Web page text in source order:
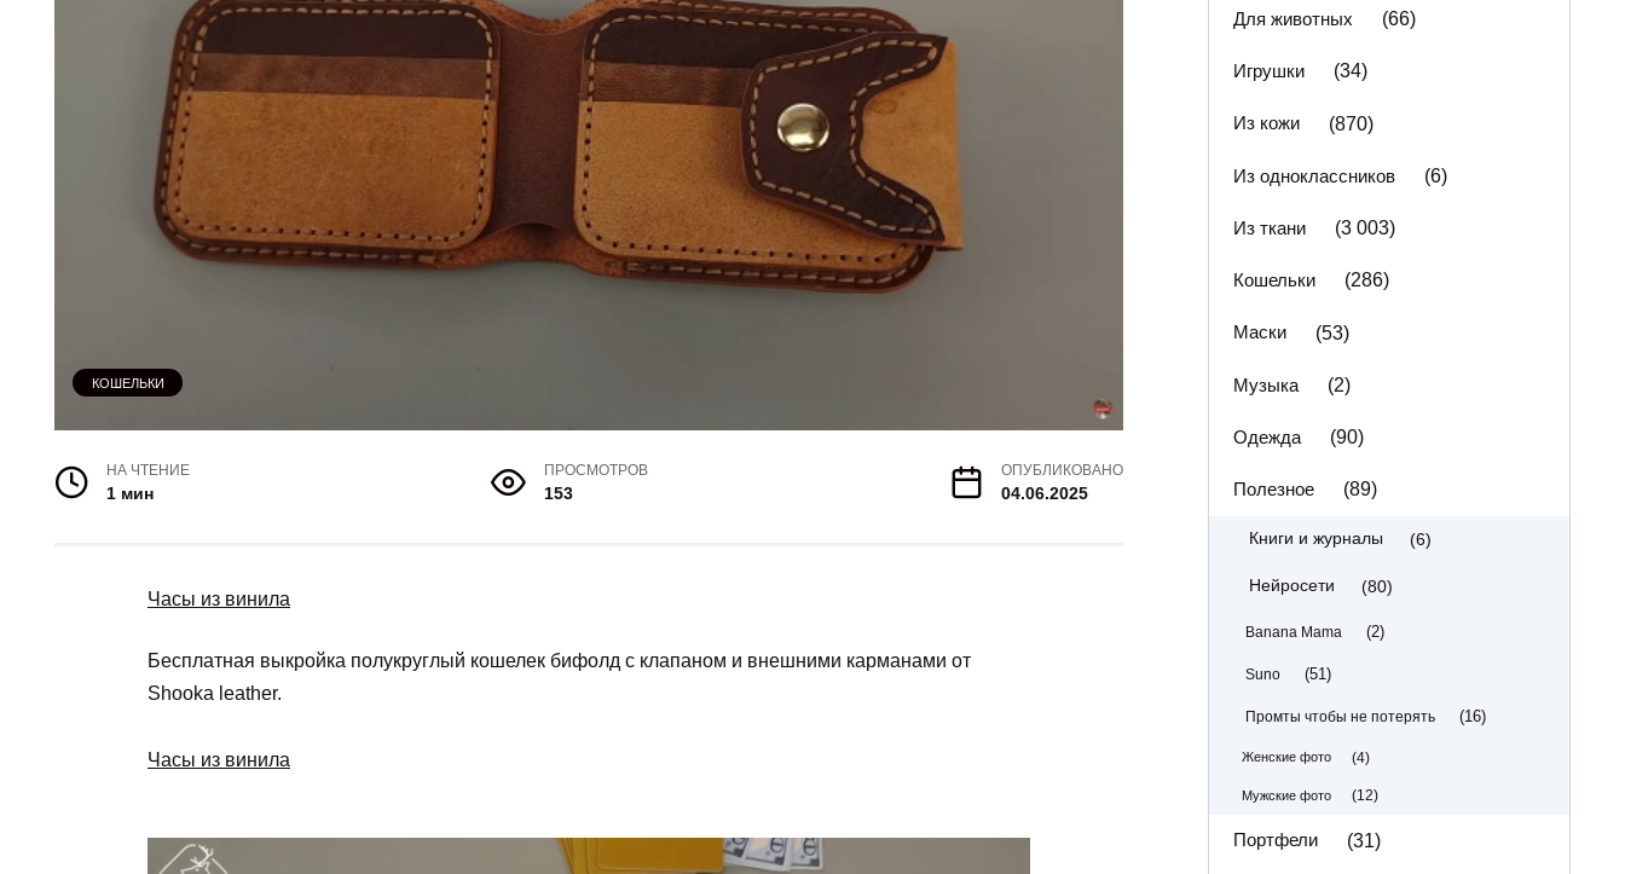
КОШЕЛЬКИ
НА ЧТЕНИЕ
1 мин
ПРОСМОТРОВ
153
ОПУБЛИКОВАНО
04.06.2025
Часы из винила
Бесплатная выкройка полукруглый кошелек бифолд с клапаном и внешними карманами от
Shooka leather.
Часы из винила
Для животных (66)
Игрушки (34)
Из кожи (870)
Из одноклассников (6)
Из ткани (3 003)
Кошельки (286)
Маски (53)
Музыка (2)
Одежда (90)
Полезное (89)
Книги и журналы (6)
Нейросети (80)
Banana Mama (2)
Suno (51)
Промты чтобы не потерять (16)
Женские фото (4)
Мужские фото (12)
Портфели (31)